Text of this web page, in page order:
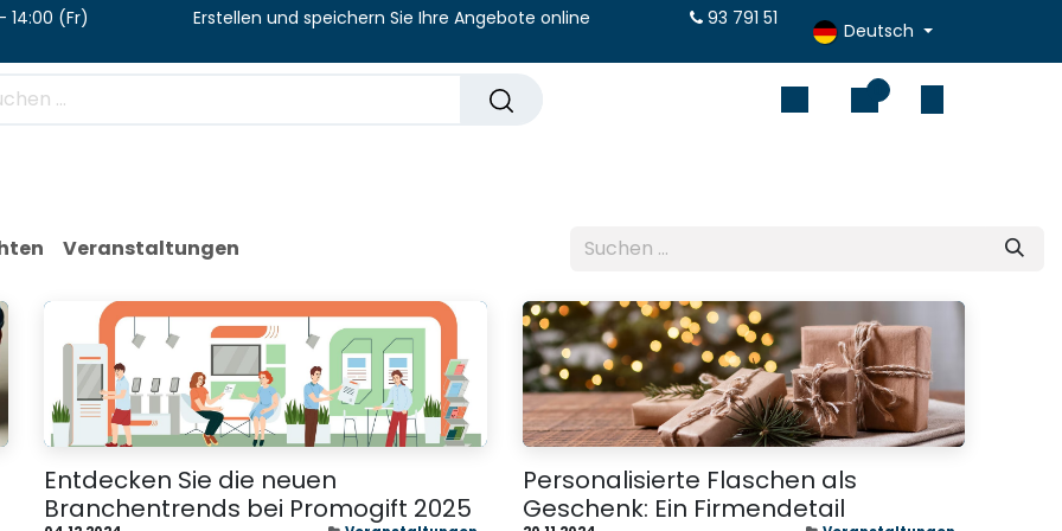
– 14:00 (Fr) Erstellen und speichern Sie Ihre Angebote online
93 791 51
Deutsch
Veranstaltungen
Entdecken Sie die neuen
Branchentrends bei Promogift 2025
Personalisierte Flaschen als
Geschenk: Ein Firmendetail